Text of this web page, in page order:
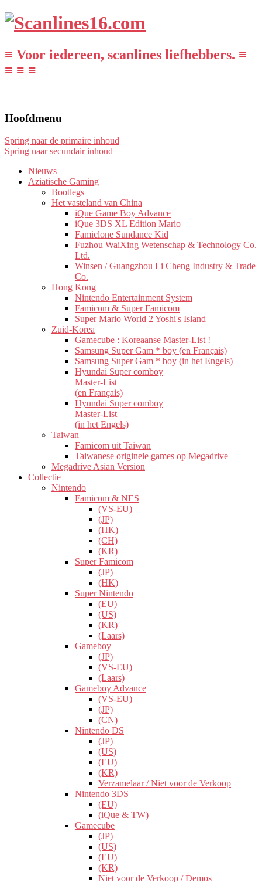
≡ Voor iedereen, scanlines liefhebbers. ≡
≡ ≡ ≡
Hoofdmenu
Spring naar de primaire inhoud
Spring naar secundair inhoud
Nieuws
Aziatische Gaming
Bootlegs
Het vasteland van China
iQue Game Boy Advance
iQue 3DS XL Edition Mario
Famiclone Sundance Kid
Fuzhou WaiXing Wetenschap & Technology Co.
Ltd.
Winsen / Guangzhou Li Cheng Industry & Trade
Co.
Hong Kong
Nintendo Entertainment System
Famicom & Super Famicom
Super Mario World 2 Yoshi's Island
Zuid-Korea
Gamecube : Koreaanse Master-List !
Samsung Super Gam * boy (en Français)
Samsung Super Gam * boy (in het Engels)
Hyundai Super comboy
Master-List
(en Français)
Hyundai Super comboy
Master-List
(in het Engels)
Taiwan
Famicom uit Taiwan
Taiwanese originele games op Megadrive
Megadrive Asian Version
Collectie
Nintendo
Famicom & NES
(VS-EU)
(JP)
(HK)
(CH)
(KR)
Super Famicom
(JP)
(HK)
Super Nintendo
(EU)
(US)
(KR)
(Laars)
Gameboy
(JP)
(VS-EU)
(Laars)
Gameboy Advance
(VS-EU)
(JP)
(CN)
Nintendo DS
(JP)
(US)
(EU)
(KR)
Verzamelaar / Niet voor de Verkoop
Nintendo 3DS
(EU)
(iQue & TW)
Gamecube
(JP)
(US)
(EU)
(KR)
Niet voor de Verkoop / Demos